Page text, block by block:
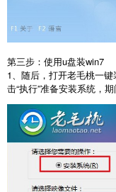
第三步：使用u盘装win7
1、随后，打开老毛桃一
击“执行”准备安装系统，期